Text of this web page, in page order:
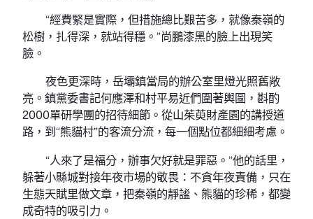
“經費緊是實際，但措施總比艱苦多，就像秦嶺的
松樹，扎得深，就站得穩。”尚鵬漆黑的臉上出現笑
臉。
夜色更深時，岳壩鎮當局的辦公室里燈光照舊敞
亮。鎮黨委書記何應澤和村平易近們圍著輿圖，斟酌
2000單研學團的招待細節。從山茱萸財產園的講授道
路，到“熊貓村”的客流分流，每一個點位都細細考慮。
“人來了是福分，辦事欠好就是罪惡。”他的話里，
躲著小縣城對接年夜市場的敬畏：不貪年夜責備，只在
生態天賦里做文章，把秦嶺的靜謐、熊貓的珍稀，都變
成奇特的吸引力。